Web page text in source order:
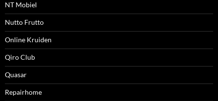
NT Mobiel
Nutto Frutto
Online Kruiden
Qiro Club
Quasar
Repairhome